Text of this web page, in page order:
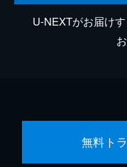
U-NEXTがお届け
無料ト